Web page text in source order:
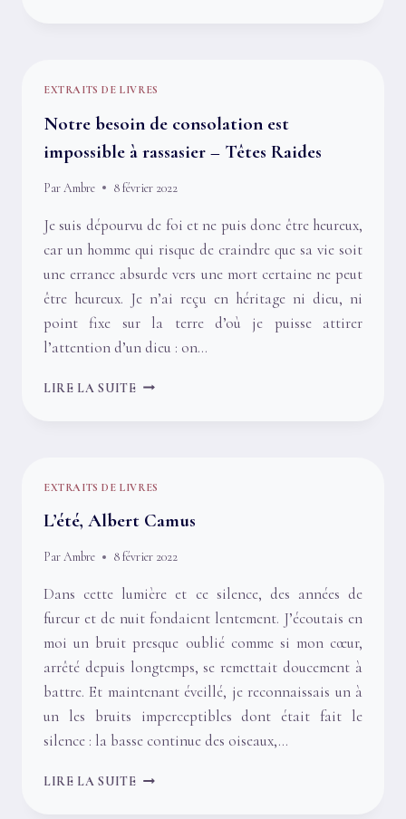
EXTRAITS DE LIVRES
Notre besoin de consolation est
impossible à rassasier – Têtes Raides
ParAmbre 8 février 2022
Je suis dépourvu de foi et ne puis donc être heureux,
car un homme qui risque de craindre que sa vie soit
une errance absurde vers une mort certaine ne peut
être heureux. Je n’ai reçu en héritage ni dieu, ni
point fixe sur la terre d’où je puisse attirer
l’attention d’un dieu : on…
LIRE LA SUITENOTRE
RASSASIER
TÊTES
EXTRAITS DE LIVRES
L’été, Albert Camus
ParAmbre 8 février 2022
Dans cette lumière et ce silence, des années de
fureur et de nuit fondaient lentement. J’écoutais en
moi un bruit presque oublié comme si mon cœur,
arrêté depuis longtemps, se remettait doucement à
battre. Et maintenant éveillé, je reconnaissais un à
un les bruits imperceptibles dont était fait le
silence : la basse continue des oiseaux,…
LIRE LA SUITEL’ÉTÉ,